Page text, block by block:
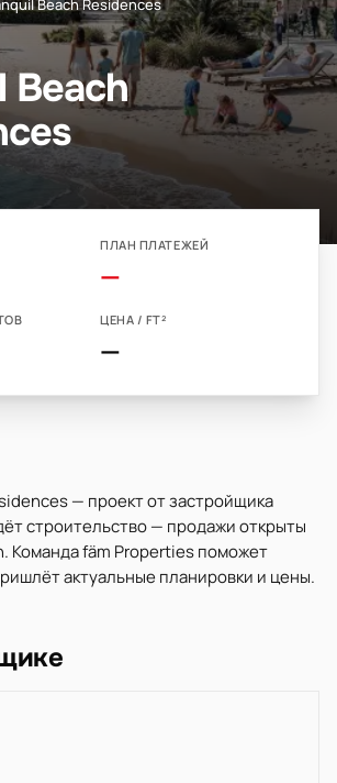
Beach Residences
Beach
ПЛАН ПЛАТЕЖЕЙ
—
ЦЕНА / FT²
—
— проект от застройщика
строительство — продажи открыты
Команда fäm Properties поможет
актуальные планировки и цены.